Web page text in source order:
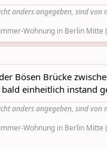
anders angegeben, sind
Wohnung in Berlin
Bösen Brücke
einheitlich instand
anders angegeben, sind
Wohnung in Berlin